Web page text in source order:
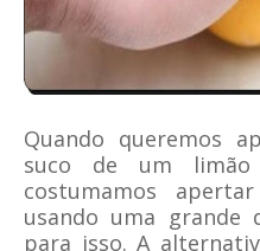
Quando queremos
suco de um
costumamos
usando uma grande
para isso. A